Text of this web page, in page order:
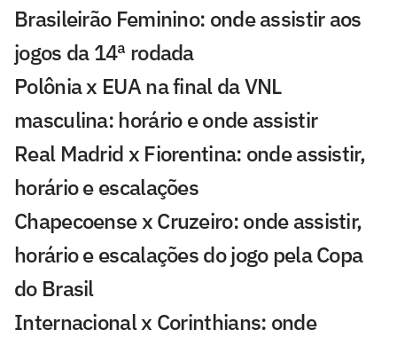
Brasileirão Feminino: onde assistir aos
jogos da 14ª rodada
Polônia x EUA na final da VNL
masculina: horário e onde assistir
Real Madrid x Fiorentina: onde assistir,
horário e escalações
Chapecoense x Cruzeiro: onde assistir,
horário e escalações do jogo pela Copa
do Brasil
Internacional x Corinthians: onde